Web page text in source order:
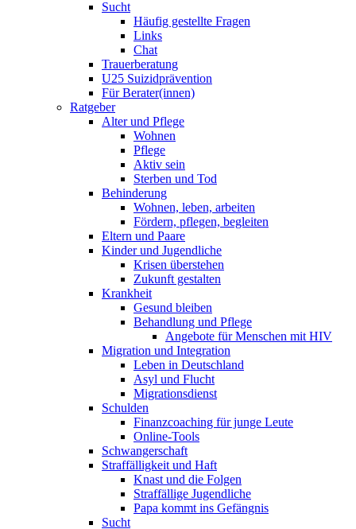
Sucht
Häufig gestellte Fragen
Links
Chat
Trauerberatung
U25 Suizidprävention
Für Berater(innen)
Ratgeber
Alter und Pflege
Wohnen
Pflege
Aktiv sein
Sterben und Tod
Behinderung
Wohnen, leben, arbeiten
Fördern, pflegen, begleiten
Eltern und Paare
Kinder und Jugendliche
Krisen überstehen
Zukunft gestalten
Krankheit
Gesund bleiben
Behandlung und Pflege
Angebote für Menschen mit HIV
Migration und Integration
Leben in Deutschland
Asyl und Flucht
Migrationsdienst
Schulden
Finanzcoaching für junge Leute
Online-Tools
Schwangerschaft
Straffälligkeit und Haft
Knast und die Folgen
Straffällige Jugendliche
Papa kommt ins Gefängnis
Sucht